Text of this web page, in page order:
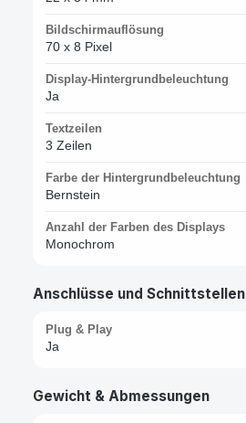
Bildschirmauflösung
70 x 8 Pixel
Display-Hintergrundbeleuchtung
Ja
Textzeilen
3 Zeilen
Farbe der Hintergrundbeleuchtung
Bernstein
Anzahl der Farben des Displays
Monochrom
Anschlüsse und Schnittstellen
Plug & Play
Ja
Gewicht & Abmessungen